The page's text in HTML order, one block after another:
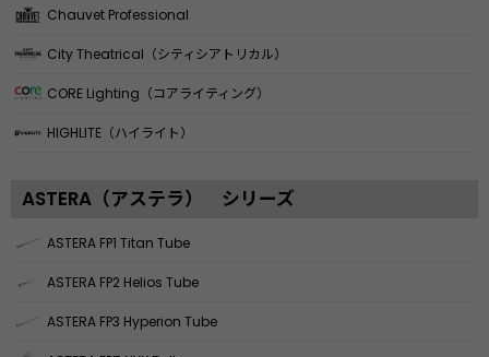
Chauvet Professional
City Theatrical（シティシアトリカル）
CORE Lighting（コアライティング）
HIGHLITE（ハイライト）
ASTERA（アステラ） シリーズ
ASTERA FP1 Titan Tube
ASTERA FP2 Helios Tube
ASTERA FP3 Hyperion Tube